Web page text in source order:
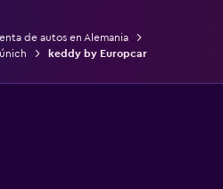
de autos en Alemania
keddy by Europcar